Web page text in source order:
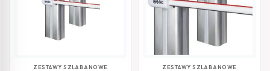
ZESTAWY SZLABANOWE ZESTAWY SZLABANOWE